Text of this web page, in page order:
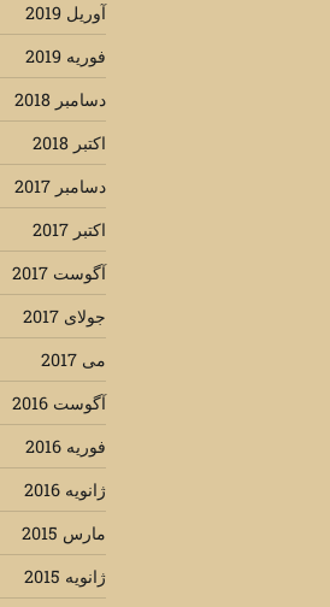
آوریل 2019
فوریه 2019
دسامبر 2018
اکتبر 2018
دسامبر 2017
اکتبر 2017
آگوست 2017
جولای 2017
می 2017
آگوست 2016
فوریه 2016
ژانویه 2016
مارس 2015
ژانویه 2015